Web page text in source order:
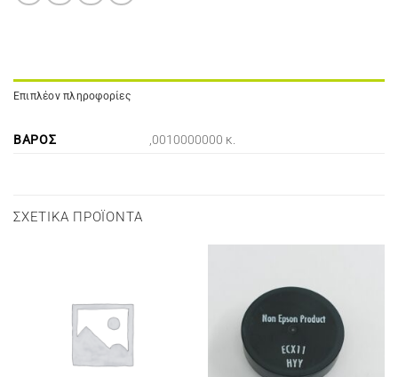
Επιπλέον πληροφορίες
ΒΆΡΟΣ ,0010000000 κ.
ΣΧΕΤΙΚΆ ΠΡΟΪΌΝΤΑ